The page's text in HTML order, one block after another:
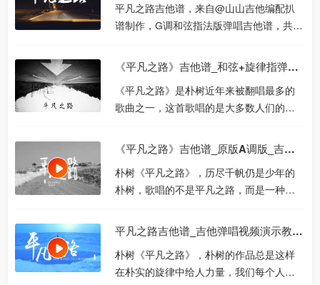
平凡之路吉他谱，来自@山山吉他编配扒
谱制作，G调和弦指法版弹唱吉他谱，共4
奏难度中等。 这个版...
《平凡之路》吉他谱_和弦+旋律指弹谱_独奏六线谱
《平凡之路》是朴树近年来被翻唱最多的
歌曲之一，这首歌唱的是大多数人们的经
理想与现实的感悟，...
《平凡之路》吉他谱_原版A调版_吉他弹唱视频教学_弹唱六线谱
朴树《平凡之路》，历尽千帆仍是少年的
朴树，歌唱的不是平凡之路，而是一种酣
悟的体会。就好像一...
平凡之路吉他谱_吉他弹唱视频演示教程_G调吉他谱
朴树《平凡之路》，朴树的作品总是这样
在朴实的旋律中给人力量，我们每个人都